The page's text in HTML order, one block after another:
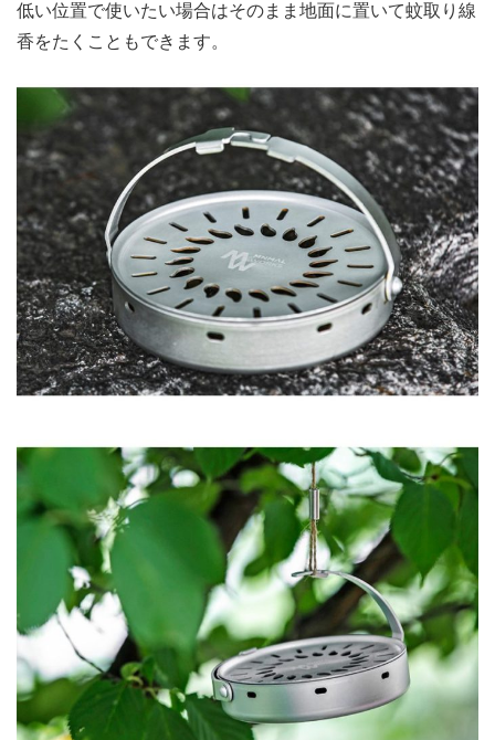
低い位置で使いたい場合はそのまま地面に置いて蚊取り線
香をたくこともできます。